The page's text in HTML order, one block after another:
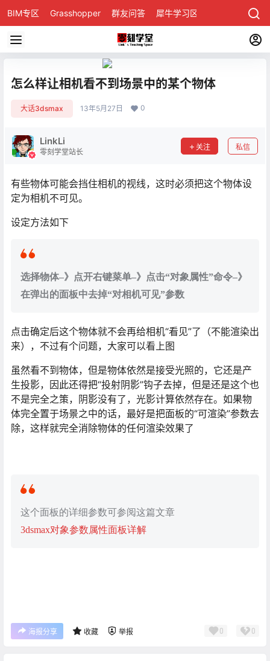
BIM专区 Grasshopper 群友问答 犀牛学习区
怎么样让相机看不到场景中的某个物体
大话3dsmax 13年5月27日 0
LinkLi
零刻学堂站长
关注 私信
有些物体可能会挡住相机的视线，这时必须把这个物体设
定为相机不可见。
设定方法如下
选择物体–》点开右键菜单–》点击“对象属性”命令–》
在弹出的面板中去掉“对相机可见”参数
点击确定后这个物体就不会再给相机“看见”了（不能渲染出
来），不过有个问题，大家可以看上图
虽然看不到物体，但是物体依然是接受光照的，它还是产
生投影，因此还得把“投射阴影”钩子去掉，但是还是这个也
不是完全之策，阴影没有了，光影计算依然存在。如果物
体完全置于场景之中的话，最好是把面板的“可渲染”参数去
除，这样就完全消除物体的任何渲染效果了
这个面板的详细参数可参阅这篇文章
3dsmax对象参数属性面板详解
海报分享 收藏 举报 0 0